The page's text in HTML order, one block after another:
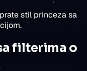
stil princeza sa
filterima o